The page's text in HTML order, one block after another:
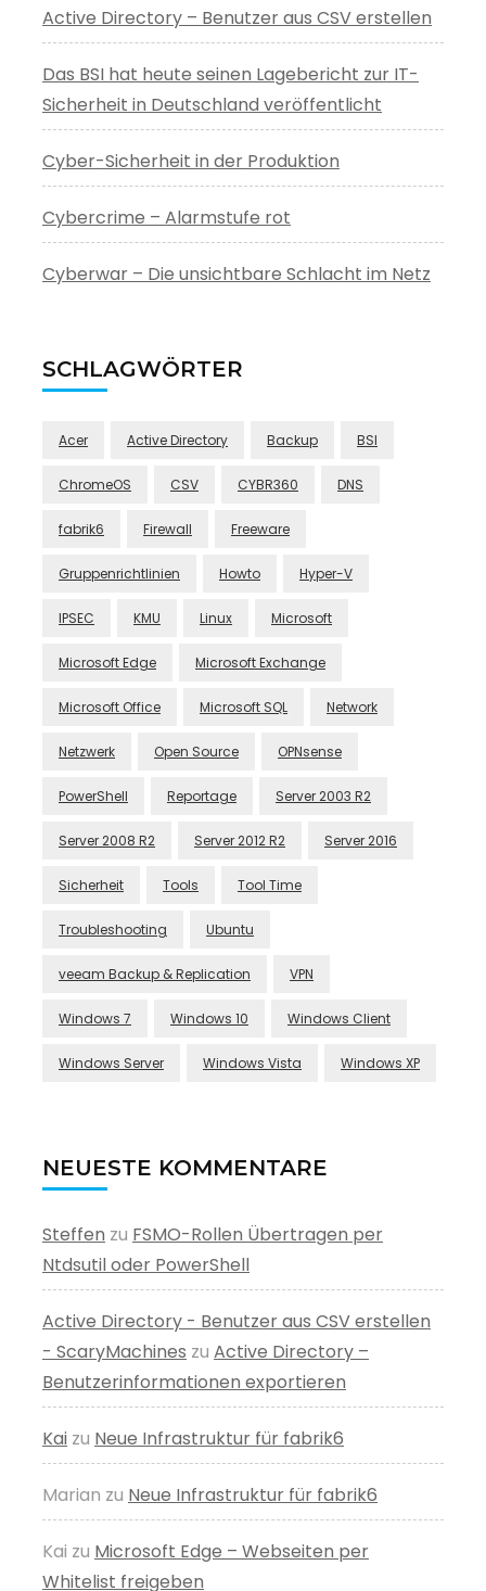
Active Directory – Benutzer aus CSV erstellen
Das BSI hat heute seinen Lagebericht zur IT-
Sicherheit in Deutschland veröffentlicht
Cyber-Sicherheit in der Produktion
Cybercrime – Alarmstufe rot
Cyberwar – Die unsichtbare Schlacht im Netz
SCHLAGWÖRTER
Acer Active Directory Backup BSI
ChromeOS CSV CYBR360 DNS
fabrik6 Firewall Freeware
Gruppenrichtlinien Howto Hyper-V
IPSEC KMU Linux Microsoft
Microsoft Edge Microsoft Exchange
Microsoft Office Microsoft SQL Network
Netzwerk Open Source OPNsense
PowerShell Reportage Server 2003 R2
Server 2008 R2 Server 2012 R2 Server 2016
Sicherheit Tools Tool Time
Troubleshooting Ubuntu
veeam Backup & Replication VPN
Windows 7 Windows 10 Windows Client
Windows Server Windows Vista Windows XP
NEUESTE KOMMENTARE
Steffen zu FSMO-Rollen Übertragen per
Ntdsutil oder PowerShell
Active Directory - Benutzer aus CSV erstellen
- ScaryMachines zu Active Directory –
Benutzerinformationen exportieren
Kai zu Neue Infrastruktur für fabrik6
Marian zu Neue Infrastruktur für fabrik6
Kai zu Microsoft Edge – Webseiten per
Whitelist freigeben